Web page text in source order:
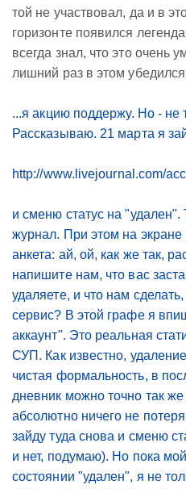
той не участвовал, да и в
горизонте появился
всегда знал, что это очень
лишний раз в этом
...я акцию поддержу. Но - не
Рассказываю. 21 марта я
http://www.livejournal.com/
и сменю статус на "удален".
журнал. При этом на экране
анкета: ай, ой, как же так,
напишите нам, что вас
удаляете, и что нам
сервис? В этой графе я
аккаунт". Это реальная
СУП. Как известно,
чистая формальность, в
дневник можно точно так же
абсолютно ничего не
зайду туда снова и сменю
и нет, подумаю). Но пока
состоянии "удален", я не